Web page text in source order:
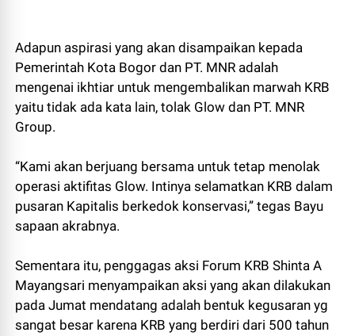
Adapun aspirasi yang akan disampaikan kepada
Pemerintah Kota Bogor dan PT. MNR adalah
mengenai ikhtiar untuk mengembalikan marwah KRB
yaitu tidak ada kata lain, tolak Glow dan PT. MNR
Group.
“Kami akan berjuang bersama untuk tetap menolak
operasi aktifitas Glow. Intinya selamatkan KRB dalam
pusaran Kapitalis berkedok konservasi,” tegas Bayu
sapaan akrabnya.
Sementara itu, penggagas aksi Forum KRB Shinta A
Mayangsari menyampaikan aksi yang akan dilakukan
pada Jumat mendatang adalah bentuk kegusaran yg
sangat besar karena KRB yang berdiri dari 500 tahun